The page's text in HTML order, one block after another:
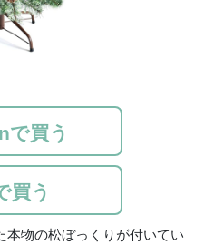
で買う
買う
本物の松ぼっくりが付いてい